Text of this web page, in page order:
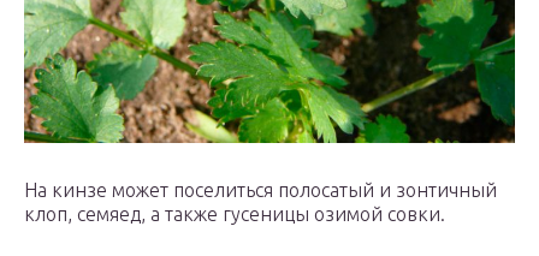
На кинзе может поселиться полосатый и зонтичный
клоп, семяед, а также гусеницы озимой совки.